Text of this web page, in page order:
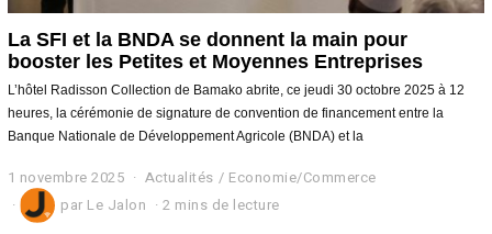
La SFI et la BNDA se donnent la main pour
booster les Petites et Moyennes Entreprises
L’hôtel Radisson Collection de Bamako abrite, ce jeudi 30 octobre 2025 à 12
heures, la cérémonie de signature de convention de financement entre la
Banque Nationale de Développement Agricole (BNDA) et la
1 novembre 2025
n
Actualités / Economie/Commerce
par Le Jalon 2 mins de lecture